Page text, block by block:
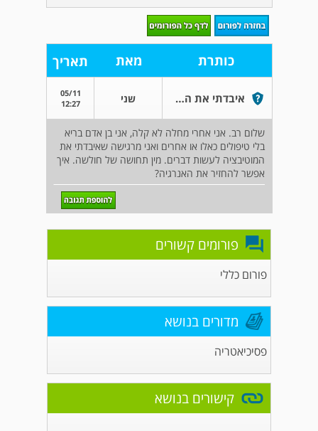
כותרת מאת תאריך
איבדתי את האנרגיה והמוטיבציה לפעול שני
05/11
12:27
שלום רב. אני אחרי מחלה לא קלה, אני בן אדם בריא
בלי טיפולים כאלו או אחרים ואני מרגישה שאיבדתי את
המוטיבציה לעשות דברים. מין תחושה של חולשה. איך
אפשר להחזיר את האנרגיה?
פורומים קשורים
פורום כללי
מדורים בנושא
פסיכיאטריה
קישורים בנושא